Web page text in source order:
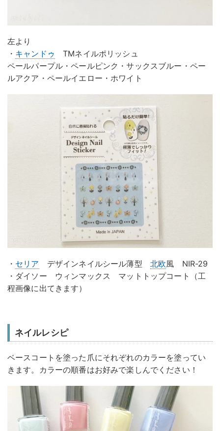
左より
・ キャンドゥ
TMネイルポリッシュ
ペールパープル・ペールピンク・サックスブルー・ペー
ルアクア・ペールイエロー・ホワイト
・ セリア デザインネイルシール薄型 北欧風 NIR-29
・ダイソー ウィンマックス マットトップコート（工
程画像に出てきます）
ネイルレシピ
ベースコートを塗った爪にそれぞれのカラーを塗ってい
きます。カラーの順番はお好みで楽しんでください！